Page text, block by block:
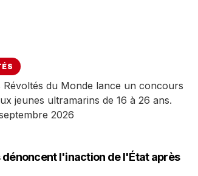
Révoltés du Monde lance un concours
jeunes ultramarins de 16 à 26 ans.
2026
l'inaction de l'État après